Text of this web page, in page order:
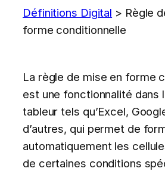
Définitions Digital > Règle
forme conditionnelle
La règle de mise en forme
est une fonctionnalité dans
tableur tels qu’Excel,
d’autres, qui permet de
automatiquement les
de certaines conditions